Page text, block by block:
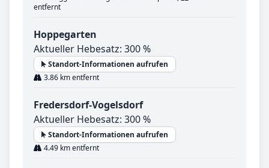
entfernt
Hoppegarten
Aktueller Hebesatz: 300 %
Standort-Informationen aufrufen
3.86 km entfernt
Fredersdorf-Vogelsdorf
Aktueller Hebesatz: 300 %
Standort-Informationen aufrufen
4.49 km entfernt